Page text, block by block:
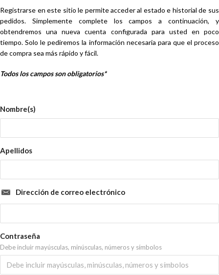
Registrarse en este sitio le permite acceder al estado e historial de sus
pedidos. Simplemente complete los campos a continuación, y
obtendremos una nueva cuenta configurada para usted en poco
tiempo. Solo le pediremos la información necesaria para que el proceso
de compra sea más rápido y fácil.
Todos los campos son obligatorios*
Nombre(s)
Apellidos
Dirección de correo electrónico
Contraseña
Debe incluir mayúsculas, minúsculas, números y símbolos